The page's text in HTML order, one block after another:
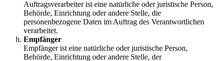
Auftragsverarbeiter ist eine natürliche oder juristische Person,
Behörde, Einrichtung oder andere Stelle, die
personenbezogene Daten im Auftrag des Verantwortlichen
verarbeitet.
Empfänger
Empfänger ist eine natürliche oder juristische Person,
Behörde, Einrichtung oder andere Stelle, der